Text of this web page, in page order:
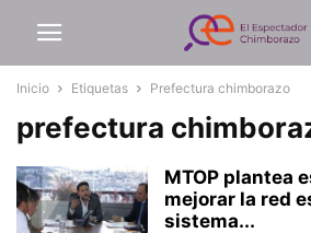
Inicio Etiquetas Prefectura chimborazo
prefectura
MTOP plantea
mejorar la red
sistema...